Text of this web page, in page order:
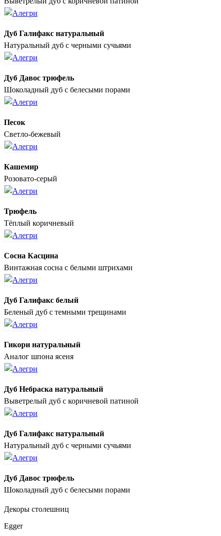
Дуб Галифакс натуральный
Натуральный дуб с черными сучьями
Дуб Давос трюфель
Шоколадный дуб с белесыми порами
Песок
Светло-бежевый
Кашемир
Розовато-серый
Трюфель
Тёплый коричневый
Сосна Касцина
Винтажная сосна с белыми штрихами
Дуб Галифакс белый
Беленый дуб с темными трещинами
Гикори натуральный
Аналог шпона ясеня
Дуб Небраска натуральный
Выветрелый дуб с коричневой патиной
Дуб Галифакс натуральный
Натуральный дуб с черными сучьями
Дуб Давос трюфель
Шоколадный дуб с белесыми порами
Декоры столешниц
Egger